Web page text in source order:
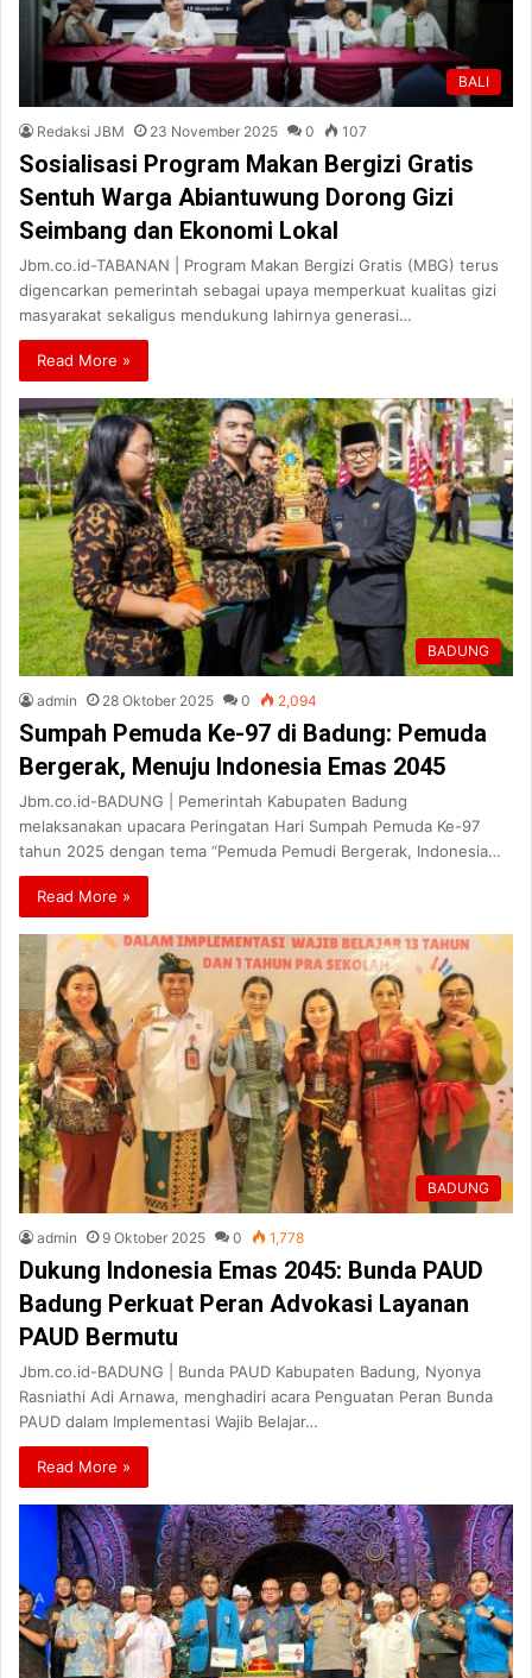
BALI
Redaksi JBM 23 November 2025 0 107
Sosialisasi Program Makan Bergizi Gratis
Sentuh Warga Abiantuwung Dorong Gizi
Seimbang dan Ekonomi Lokal
Jbm.co.id-TABANAN | Program Makan Bergizi Gratis (MBG) terus
digencarkan pemerintah sebagai upaya memperkuat kualitas gizi
masyarakat sekaligus mendukung lahirnya generasi…
Read More »
BADUNG
admin 28 Oktober 2025 0 2,094
Sumpah Pemuda Ke-97 di Badung: Pemuda
Bergerak, Menuju Indonesia Emas 2045
Jbm.co.id-BADUNG | Pemerintah Kabupaten Badung
melaksanakan upacara Peringatan Hari Sumpah Pemuda Ke-97
tahun 2025 dengan tema “Pemuda Pemudi Bergerak, Indonesia…
Read More »
BADUNG
admin 9 Oktober 2025 0 1,778
Dukung Indonesia Emas 2045: Bunda PAUD
Badung Perkuat Peran Advokasi Layanan
PAUD Bermutu
Jbm.co.id-BADUNG | Bunda PAUD Kabupaten Badung, Nyonya
Rasniathi Adi Arnawa, menghadiri acara Penguatan Peran Bunda
PAUD dalam Implementasi Wajib Belajar…
Read More »